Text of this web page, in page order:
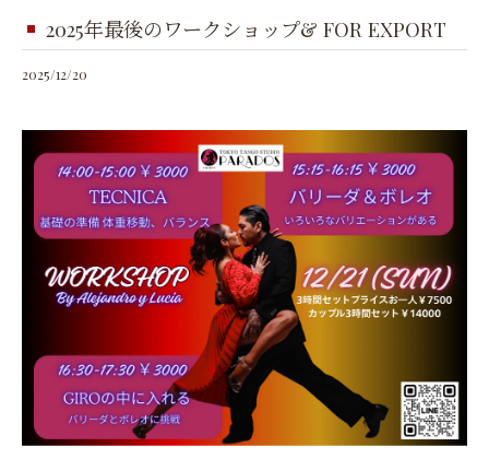
2025年最後のワークショップ& FOR EXPORT
2025/12/20